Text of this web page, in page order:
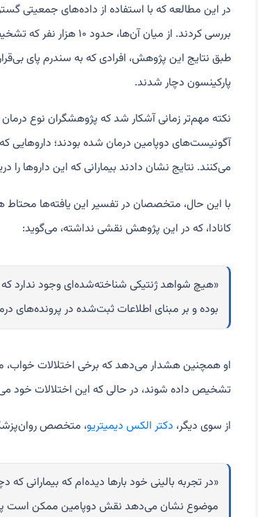
در این مطالعه که با استفاده از داده‌های جمعیتی
بررسی کردند. از میان
پارکینسون دچار شدند.
نکته مهم‌تر زمانی آشکار شد که پژوهشگران نوع درمان
آگونیست‌های دوپامین درمان شده بودند؛ داروهایی
می‌کنند. نتایج نشان دادند بیمارانی که این داروها
با این حال، متخصصان در تفسیر این یافته‌ها محتاط
کانادا، که در این پژوهش نقشی نداشته، می‌گوید:
«هیچ شواهد ژنتیکی شناخته‌شده‌ای وجود ندارد
بوده و بر مبنای اطلاعات ثبت‌شده در پرونده‌های
تشخیص داده شوند، در حالی که این اختلالات خود
از سوی دیگر، دکتر الکس دیمیتریو، متخصص
«در تجربه بالینی خود بارها دیده‌ام که بیمارانی
موضوع نشان می‌دهد نقش دوپامین ممکن است